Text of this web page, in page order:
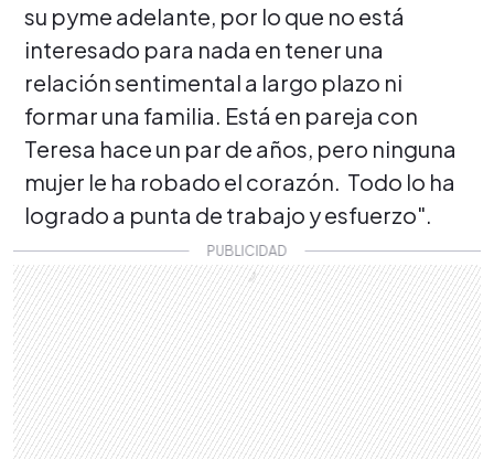
su pyme adelante, por lo que no está
interesado para nada en tener una
relación sentimental a largo plazo ni
formar una familia. Está en pareja con
Teresa hace un par de años, pero ninguna
mujer le ha robado el corazón. Todo lo ha
logrado a punta de trabajo y esfuerzo".